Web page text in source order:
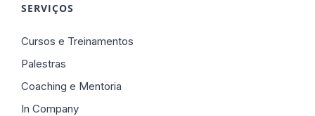
SERVIÇOS
Cursos e Treinamentos
Palestras
Coaching e Mentoria
In Company